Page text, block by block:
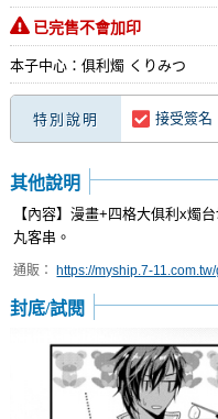
已完售不會加印
本子中心：俱利燭 くりみつ
特別說明 接受簽名
其他說明
【內容】漫畫+四格大俱利x燭
丸客串。
通販： https://myship.7-
封底/試閱